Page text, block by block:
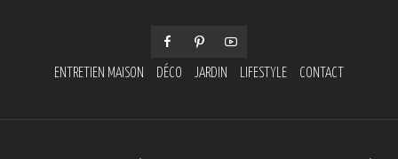
ENTRETIEN MAISON DÉCO JARDIN LIFESTYLE CONTACT